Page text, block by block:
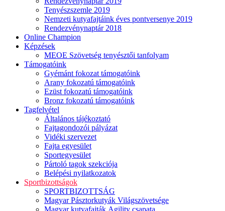
Tenyészszemle 2019
Nemzeti kutyafajtáink éves pontversenye 2019
Rendezvénynaptár 2018
Online Champion
Képzések
MEOE Szövetség tenyésztői tanfolyam
Támogatóink
Gyémánt fokozat támogatóink
Arany fokozatú támogatóink
Ezüst fokozatú támogatóink
Bronz fokozatú támogatóink
Tagfelvétel
Általános tájékoztató
Fajtagondozói pályázat
Vidéki szervezet
Fajta egyesület
Sportegyesület
Pártoló tagok szekciója
Belépési nyilatkozatok
Sportbizottságok
SPORTBIZOTTSÁG
Magyar Pásztorkutyák Világszövetsége
Magyar kutyafajták Agility csapata